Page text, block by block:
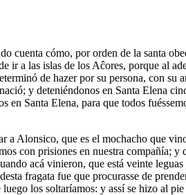
cómo, por orden de la santa
ir a las islas de los Aĉores, porque al
de hazer por su persona, con su
y deteniéndonos en Santa Elena
Santa Elena, para que todos
a Alonsico, que es el mochacho que
con prisiones en nuestra compañía; y
acá vinieron, que está veinte
fragata fue que procurasse de
los soltaríamos: y assí se hizo al